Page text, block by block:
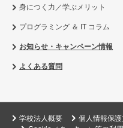
身につく力／学ぶメリット
プログラミング ＆ IT コラム
お知らせ・キャンペーン情報
よくある質問
学校法人概要 個人情報保